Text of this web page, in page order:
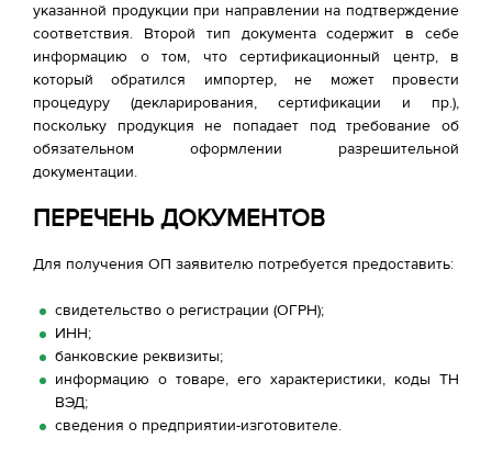
указанной продукции при направлении на подтверждение
соответствия. Второй тип документа содержит в себе
информацию о том, что сертификационный центр, в
который обратился импортер, не может провести
процедуру (декларирования, сертификации и пр.),
поскольку продукция не попадает под требование об
обязательном оформлении разрешительной
документации.
ПЕРЕЧЕНЬ ДОКУМЕНТОВ
Для получения ОП заявителю потребуется предоставить:
свидетельство о регистрации (ОГРН);
ИНН;
банковские реквизиты;
информацию о товаре, его характеристики, коды ТН
ВЭД;
сведения о предприятии-изготовителе.